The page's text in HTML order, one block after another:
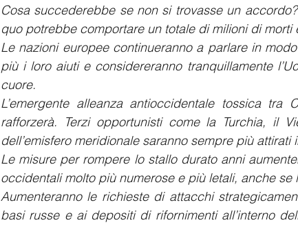
Cosa succederebbe se non si trovasse un
quo potrebbe comportare un totale di milioni di morti
Le nazioni europee continueranno a parlare in
più i loro aiuti e considereranno tranquillamente
cuore.
L’emergente alleanza antioccidentale tossica
rafforzerà. Terzi opportunisti come la Turchia, il
dell’emisfero meridionale saranno sempre più attirati
Le misure per rompere lo stallo durato anni
occidentali molto più numerose e più letali, anche
Aumenteranno le richieste di attacchi
basi russe e ai depositi di rifornimenti all’interno